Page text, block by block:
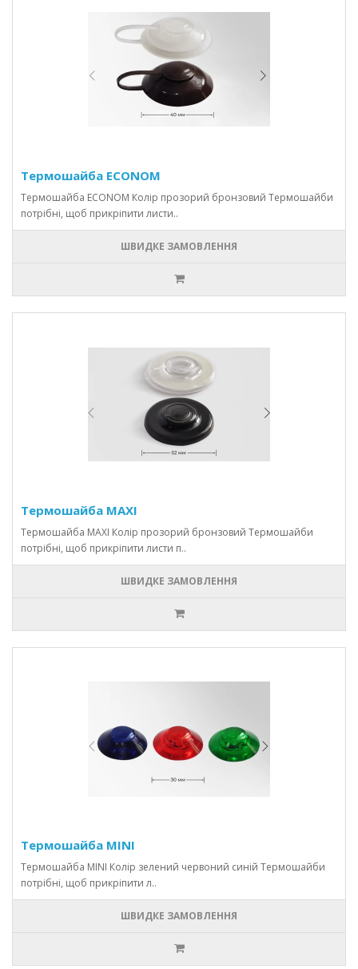
Термошайба ECONOM
Термошайба ECONOM Колір прозорий бронзовий Термошайби
потрібні, щоб прикріпити листи..
ШВИДКЕ ЗАМОВЛЕННЯ
Термошайба MAXI
Термошайба MAXI Колір прозорий бронзовий Термошайби
потрібні, щоб прикріпити листи п..
ШВИДКЕ ЗАМОВЛЕННЯ
Термошайба MINI
Термошайба MINI Колір зелений червоний синій Термошайби
потрібні, щоб прикріпити л..
ШВИДКЕ ЗАМОВЛЕННЯ